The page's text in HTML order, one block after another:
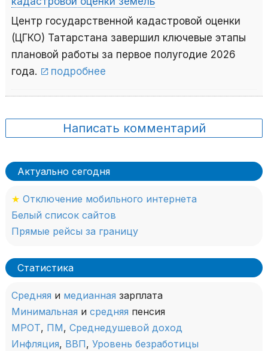
Центр государственной кадастровой оценки
(ЦГКО) Татарстана завершил ключевые этапы
плановой работы за первое полугодие 2026
года.
подробнее
Написать комментарий
Актуально сегодня
★ Отключение мобильного интернета
Белый список сайтов
Прямые рейсы за границу
Статистика
Средняя и медианная зарплата
Минимальная и средняя пенсия
МРОТ, ПМ, Среднедушевой доход
Инфляция, ВВП, Уровень безработицы